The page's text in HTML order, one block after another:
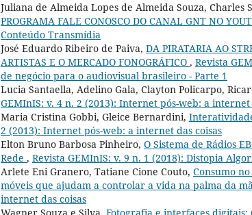
Juliana de Almeida Lopes de Almeida Souza, Charles
PROGRAMA FALE CONOSCO DO CANAL GNT NO
Conteúdo Transmídia
José Eduardo Ribeiro de Paiva, DA PIRATARIA AO
ARTISTAS E O MERCADO FONOGRÁFICO , Revista
de negócio para o audiovisual brasileiro - Parte 1
Lucia Santaella, Adelino Gala, Clayton Policarpo,
GEMInIS: v. 4 n. 2 (2013): Internet pós-web: a internet
Maria Cristina Gobbi, Gleice Bernardini,
2 (2013): Internet pós-web: a internet das coisas
Elton Bruno Barbosa Pinheiro, O Sistema de Rádios
Rede , Revista GEMInIS: v. 9 n. 1 (2018): Distopia
Arlete Eni Granero, Tatiane Cione Couto, Consumo
móveis que ajudam a controlar a vida na palma da
internet das coisas